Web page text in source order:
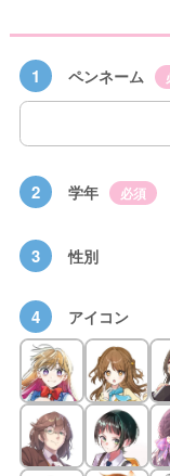
1 ペンネーム
2 学年 必須
3 性別
4 アイコン